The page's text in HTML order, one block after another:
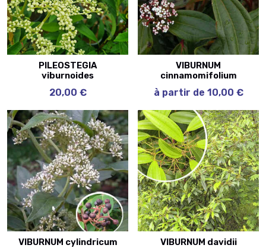
PILEOSTEGIA
viburnoides
20,00 €
VIBURNUM
cinnamomifolium
à partir de 10,00 €
VIBURNUM cylindricum
VIBURNUM davidii